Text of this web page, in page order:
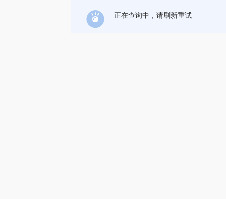
正在查询中，请刷新重试